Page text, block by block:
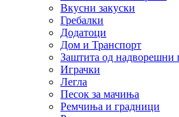
Вкусни закуски
Гребалки
Додатоци
Дом и Транспорт
Заштита од надворешни
Играчки
Легла
Песок за мачиња
Ремчиња и градници